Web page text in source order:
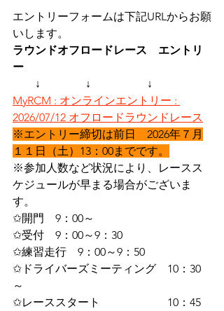
エントリーフォームは下記URLからお願
いします。
ラウンドオフロードレース　エントリ
ー
↓　　　　↓　　　　　↓
MyRCM : オンラインエントリー :
2026/07/12 オフロードラウンドレース
※エントリー締切は前日　2026年７月
１１日（土）13：00までです。
※参加人数など状況により、レースス
ケジュールが早まる場合がございま
す。
✩開門　9：00～
✩受付　9：00～9：30
✩練習走行　9：00～9：50
✩ドライバーズミーティング　10：30
～
✩レーススタート　　　　　　10：45